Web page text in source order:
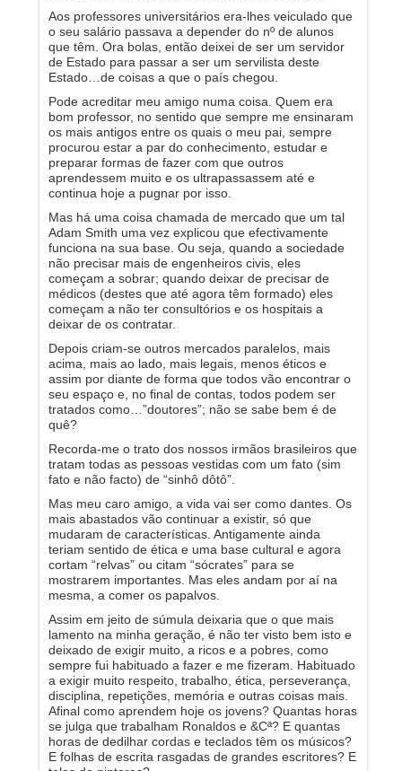
Aos professores universitários era-lhes veiculado que
o seu salário passava a depender do nº de alunos
que têm. Ora bolas, então deixei de ser um servidor
de Estado para passar a ser um servilista deste
Estado…de coisas a que o país chegou.
Pode acreditar meu amigo numa coisa. Quem era
bom professor, no sentido que sempre me ensinaram
os mais antigos entre os quais o meu pai, sempre
procurou estar a par do conhecimento, estudar e
preparar formas de fazer com que outros
aprendessem muito e os ultrapassassem até e
continua hoje a pugnar por isso.
Mas há uma coisa chamada de mercado que um tal
Adam Smith uma vez explicou que efectivamente
funciona na sua base. Ou seja, quando a sociedade
não precisar mais de engenheiros civis, eles
começam a sobrar; quando deixar de precisar de
médicos (destes que até agora têm formado) eles
começam a não ter consultórios e os hospitais a
deixar de os contratar.
Depois criam-se outros mercados paralelos, mais
acima, mais ao lado, mais legais, menos éticos e
assim por diante de forma que todos vão encontrar o
seu espaço e, no final de contas, todos podem ser
tratados como…”doutores”; não se sabe bem é de
quê?
Recorda-me o trato dos nossos irmãos brasileiros que
tratam todas as pessoas vestidas com um fato (sim
fato e não facto) de “sinhô dôtô”.
Mas meu caro amigo, a vida vai ser como dantes. Os
mais abastados vão continuar a existir, só que
mudaram de características. Antigamente ainda
teriam sentido de ética e uma base cultural e agora
cortam “relvas” ou citam “sócrates” para se
mostrarem importantes. Mas eles andam por aí na
mesma, a comer os papalvos.
Assim em jeito de súmula deixaria que o que mais
lamento na minha geração, é não ter visto bem isto e
deixado de exigir muito, a ricos e a pobres, como
sempre fui habituado a fazer e me fizeram. Habituado
a exigir muito respeito, trabalho, ética, perseverança,
disciplina, repetições, memória e outras coisas mais.
Afinal como aprendem hoje os jovens? Quantas horas
se julga que trabalham Ronaldos e &Cª? E quantas
horas de dedilhar cordas e teclados têm os músicos?
E folhas de escrita rasgadas de grandes escritores? E